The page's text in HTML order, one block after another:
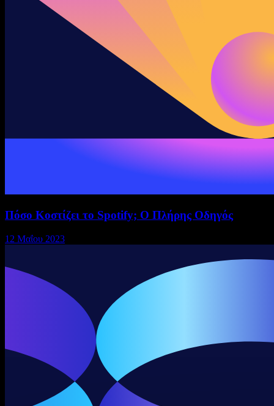
Πόσο Κοστίζει το Spotify; Ο Πλήρης Οδηγός
12 Μαΐου 2023